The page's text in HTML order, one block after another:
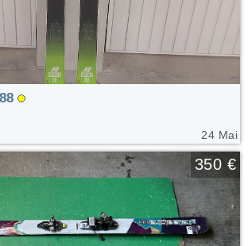
24 Mai
350 €